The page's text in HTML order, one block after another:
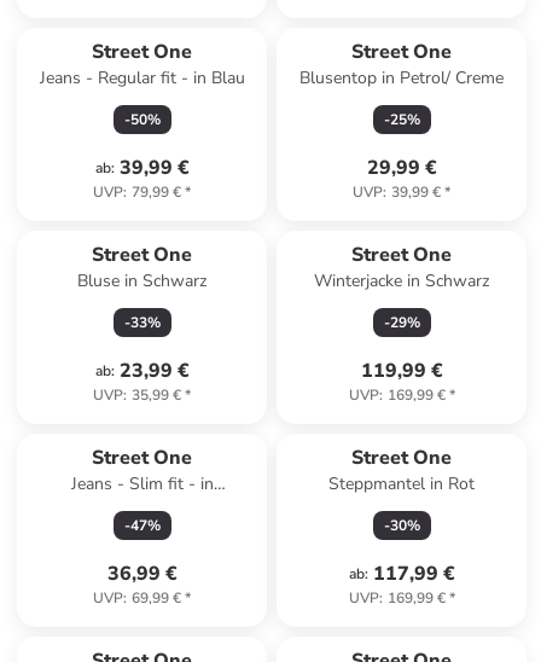
Street One
Jeans - Regular fit - in Blau
-50%
ab: 39,99 €
UVP: 79,99 €*
Street One
Blusentop in Petrol/ Creme
-25%
29,99 €
UVP: 39,99 €*
Street One
Bluse in Schwarz
-33%
ab: 23,99 €
UVP: 35,99 €*
Street One
Winterjacke in Schwarz
-29%
119,99 €
UVP: 169,99 €*
Street One
Jeans - Slim fit - in
Dunkelblau
-47%
36,99 €
UVP: 69,99 €*
Street One
Steppmantel in Rot
-30%
ab: 117,99 €
UVP: 169,99 €*